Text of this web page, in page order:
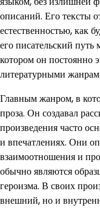
описаний. Его тексты
естественностью, как
его писательский
котором он постоянно
литературными
Главным жанром, в
проза. Он создавал
произведения часто
и впечатлениях. Они
взаимоотношения и
обычно являются
героизма. В своих
внешний, но и